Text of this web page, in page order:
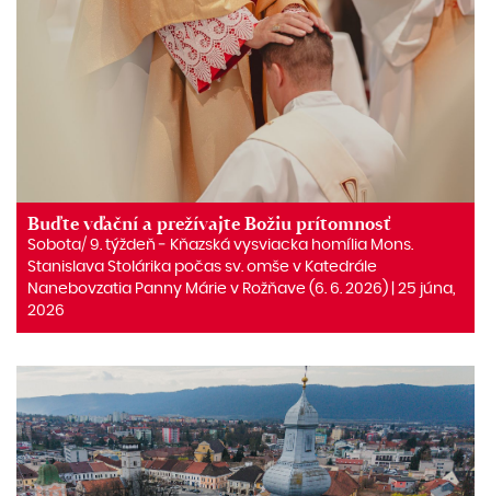
Buďte vďační a prežívajte Božiu prítomnosť
Sobota/ 9. týždeň ‒ Kňazská vysviacka homília Mons.
Stanislava Stolárika počas sv. omše v Katedrále
Nanebovzatia Panny Márie v Rožňave (6. 6. 2026) | 25 júna,
2026